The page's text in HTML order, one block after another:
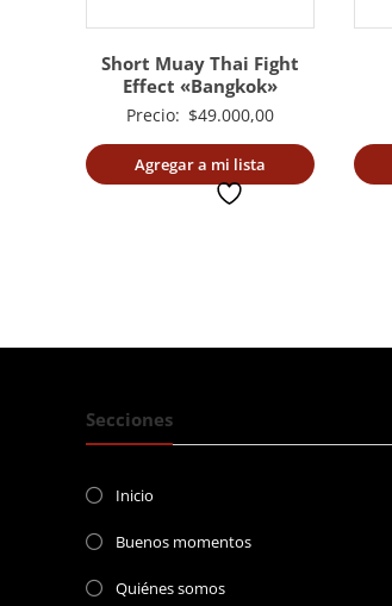
Short Muay Thai Fight
Effect «Bangkok»
Precio: $49.000,00
Agregar a mi lista
Secciones
Inicio
Buenos momentos
Quiénes somos